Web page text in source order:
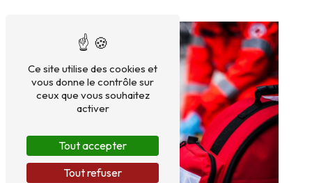
Ce site utilise des cookies et
vous donne le contrôle sur
ceux que vous souhaitez
activer
Tout accepter
Tout refuser